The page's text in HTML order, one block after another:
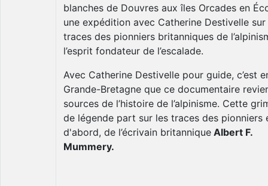
blanches de Douvres aux îles Orcades en
une expédition avec Catherine Destivelle sur
traces des pionniers britanniques de
l’esprit fondateur de l’escalade.
Avec Catherine Destivelle pour guide, c’est
Grande-Bretagne que ce documentaire
sources de l’histoire de l’alpinisme. Cette
de légende part sur les traces des pionniers
d'abord, de l’écrivain britannique Albert F.
Mummery.